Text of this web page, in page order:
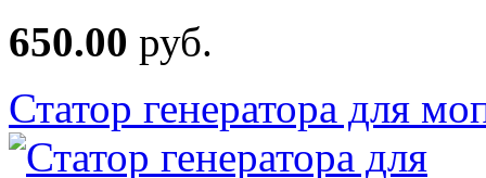
650.00 руб.
Статор генератора для